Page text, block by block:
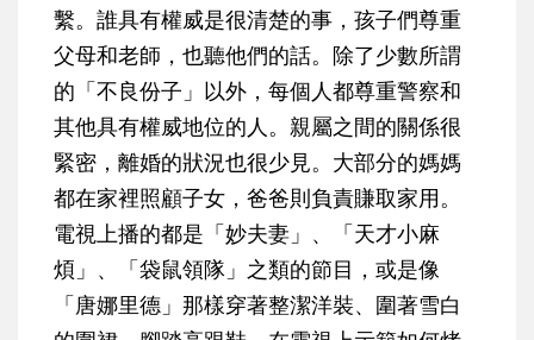
繫。誰具有權威是很清楚的事，孩子們尊重
父母和老師，也聽他們的話。除了少數所謂
的「不良份子」以外，每個人都尊重警察和
其他具有權威地位的人。親屬之間的關係很
緊密，離婚的狀況也很少見。大部分的媽媽
都在家裡照顧子女，爸爸則負責賺取家用。
電視上播的都是「妙夫妻」、「天才小麻
煩」、「袋鼠領隊」之類的節目，或是像
「唐娜里德」那樣穿著整潔洋裝、圍著雪白